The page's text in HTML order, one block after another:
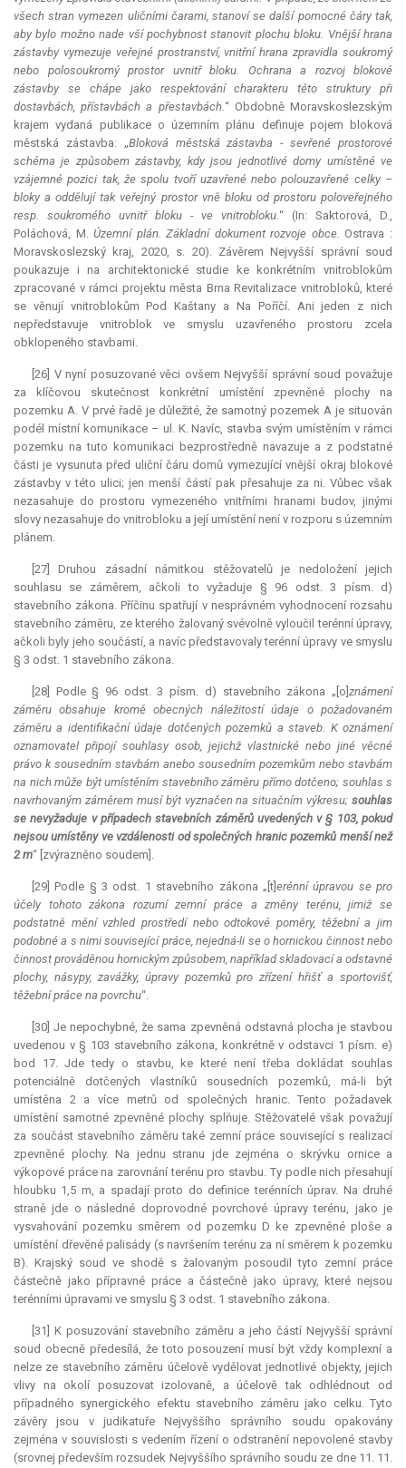
všech stran vymezen uličními čarami, stanoví se další pomocné čáry tak,
aby bylo možno nade vší pochybnost stanovit plochu bloku. Vnější hrana
zástavby vymezuje veřejné prostranství, vnitřní hrana zpravidla soukromý
nebo polosoukromý prostor uvnitř bloku. Ochrana a rozvoj blokové
zástavby se chápe jako respektování charakteru této struktury při
dostavbách, přístavbách a přestavbách.“ Obdobně Moravskoslezským
krajem vydaná publikace o územním plánu definuje pojem bloková
městská zástavba: „Bloková městská zástavba - sevřené prostorové
schéma je způsobem zástavby, kdy jsou jednotlivé domy umístěné ve
vzájemné pozici tak, že spolu tvoří uzavřené nebo polouzavřené celky –
bloky a oddělují tak veřejný prostor vně bloku od prostoru poloveřejného
resp. soukromého uvnitř bloku - ve vnitrobloku.“ (In: Saktorová, D.,
Poláchová, M.Územní plán. Základní dokument rozvoje obce. Ostrava :
Moravskoslezský kraj, 2020, s. 20). Závěrem Nejvyšší správní soud
poukazuje i na architektonické studie ke konkrétním vnitroblokům
zpracované v rámci projektu města Brna Revitalizace vnitrobloků, které
se věnují vnitroblokům Pod Kaštany a Na Poříčí. Ani jeden z nich
nepředstavuje vnitroblok ve smyslu uzavřeného prostoru zcela
obklopeného stavbami.
[26] V nyní posuzované věci ovšem Nejvyšší správní soud považuje
za klíčovou skutečnost konkrétní umístění zpevněné plochy na
pozemku A. V prvé řadě je důležité, že samotný pozemek A je situován
podél místní komunikace – ul. K. Navíc, stavba svým umístěním v rámci
pozemku na tuto komunikaci bezprostředně navazuje a z podstatné
části je vysunuta před uliční čáru domů vymezující vnější okraj blokové
zástavby v této ulici; jen menší částí pak přesahuje za ni. Vůbec však
nezasahuje do prostoru vymezeného vnitřními hranami budov, jinými
slovy nezasahuje do vnitrobloku a její umístění není v rozporu s územním
plánem.
[27] Druhou zásadní námitkou stěžovatelů je nedoložení jejich
souhlasu se záměrem, ačkoli to vyžaduje § 96 odst. 3 písm. d)
stavebního zákona. Příčinu spatřují v nesprávném vyhodnocení rozsahu
stavebního záměru, ze kterého žalovaný svévolně vyloučil terénní úpravy,
ačkoli byly jeho součástí, a navíc představovaly terénní úpravy ve smyslu
§ 3 odst. 1 stavebního zákona.
[28] Podle § 96 odst. 3 písm. d) stavebního zákona „[o] známení
záměru obsahuje kromě obecných náležitostí údaje o požadovaném
záměru a identifikační údaje dotčených pozemků a staveb. K oznámení
oznamovatel připojí souhlasy osob, jejichž vlastnické nebo jiné věcné
právo k sousedním stavbám anebo sousedním pozemkům nebo stavbám
na nich může být umístěním stavebního záměru přímo dotčeno; souhlas s
navrhovaným záměrem musí být vyznačen na situačním výkresu; souhlas
se nevyžaduje v případech stavebních záměrů uvedených v § 103, pokud
nejsou umístěny ve vzdálenosti od společných hranic pozemků menší než
2 m“ [zvýrazněno soudem].
[29] Podle § 3 odst. 1 stavebního zákona „[t] erénní úpravou se pro
účely tohoto zákona rozumí zemní práce a změny terénu, jimiž se
podstatně mění vzhled prostředí nebo odtokové poměry, těžební a jim
podobné a s nimi související práce, nejedná-li se o hornickou činnost nebo
činnost prováděnou hornickým způsobem, například skladovací a odstavné
plochy, násypy, zavážky, úpravy pozemků pro zřízení hřišť a sportovišť,
těžební práce na povrchu“.
[30] Je nepochybné, že sama zpevněná odstavná plocha je stavbou
uvedenou v § 103 stavebního zákona, konkrétně v odstavci 1 písm. e)
bod 17. Jde tedy o stavbu, ke které není třeba dokládat souhlas
potenciálně dotčených vlastníků sousedních pozemků, má-li být
umístěna 2 a více metrů od společných hranic. Tento požadavek
umístění samotné zpevněné plochy splňuje. Stěžovatelé však považují
za součást stavebního záměru také zemní práce související s realizací
zpevněné plochy. Na jednu stranu jde zejména o skrývku ornice a
výkopové práce na zarovnání terénu pro stavbu. Ty podle nich přesahují
hloubku 1,5 m, a spadají proto do definice terénních úprav. Na druhé
straně jde o následné doprovodné povrchové úpravy terénu, jako je
vysvahování pozemku směrem od pozemku D ke zpevněné ploše a
umístění dřevěné palisády (s navršením terénu za ní směrem k pozemku
B). Krajský soud ve shodě s žalovaným posoudil tyto zemní práce
částečně jako přípravné práce a částečně jako úpravy, které nejsou
terénními úpravami ve smyslu § 3 odst. 1 stavebního zákona.
[31] K posuzování stavebního záměru a jeho částí Nejvyšší správní
soud obecně předesílá, že toto posouzení musí být vždy komplexní a
nelze ze stavebního záměru účelově vydělovat jednotlivé objekty, jejich
vlivy na okolí posuzovat izolovaně, a účelově tak odhlédnout od
případného synergického efektu stavebního záměru jako celku. Tyto
závěry jsou v judikatuře Nejvyššího správního soudu opakovány
zejména v souvislosti s vedením řízení o odstranění nepovolené stavby
(srovnej především rozsudek Nejvyššího správního soudu ze dne 11. 11.